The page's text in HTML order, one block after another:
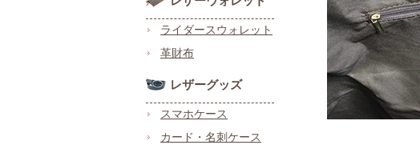
ライダースウォレット
革財布
レザーグッズ
スマホケース
カード・名刺ケース